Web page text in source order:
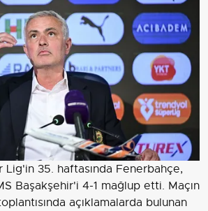
Lig'in 35. haftasında Fenerbahçe,
Başakşehir'i 4-1 mağlup etti. Maçın
açıklamalarda bulunan